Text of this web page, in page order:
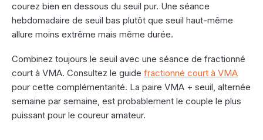
courez bien en dessous du seuil pur. Une séance
hebdomadaire de seuil bas plutôt que seuil haut-même
allure moins extrême mais même durée.
Combinez toujours le seuil avec une séance de fractionné
court à VMA. Consultez le guide fractionné court à VMA
pour cette complémentarité. La paire VMA + seuil, alternée
semaine par semaine, est probablement le couple le plus
puissant pour le coureur amateur.